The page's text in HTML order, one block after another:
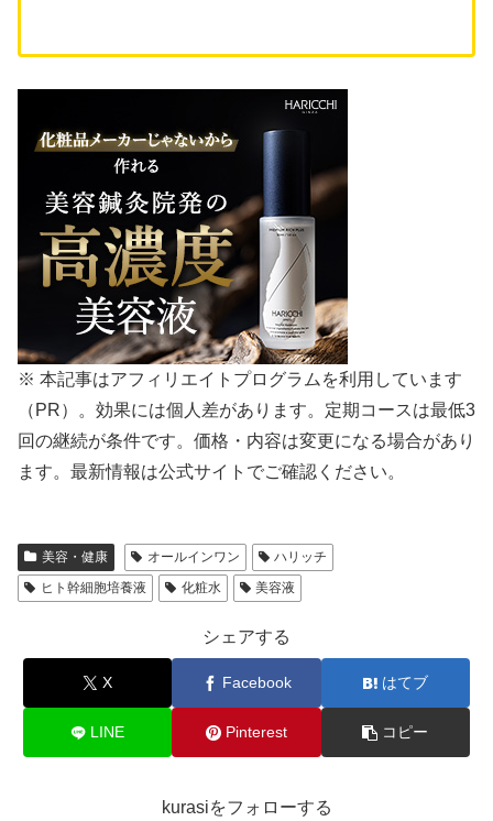
※ 本記事はアフィリエイトプログラムを利用しています
（PR）。効果には個人差があります。定期コースは最低3
回の継続が条件です。価格・内容は変更になる場合があり
ます。最新情報は公式サイトでご確認ください。
美容・健康 オールインワン
ハリッチ
ヒト幹細胞培養液
化粧水 美容液
シェアする
X Facebook はてブ
LINE Pinterest コピー
kurasiをフォローする